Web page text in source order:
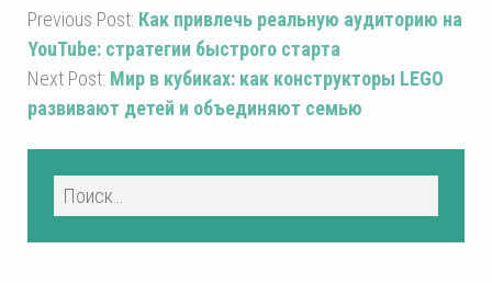
Previous Post: Как привлечь реальную аудиторию на
YouTube: стратегии быстрого старта
Next Post: Мир в кубиках: как конструкторы LEGO
развивают детей и объединяют семью